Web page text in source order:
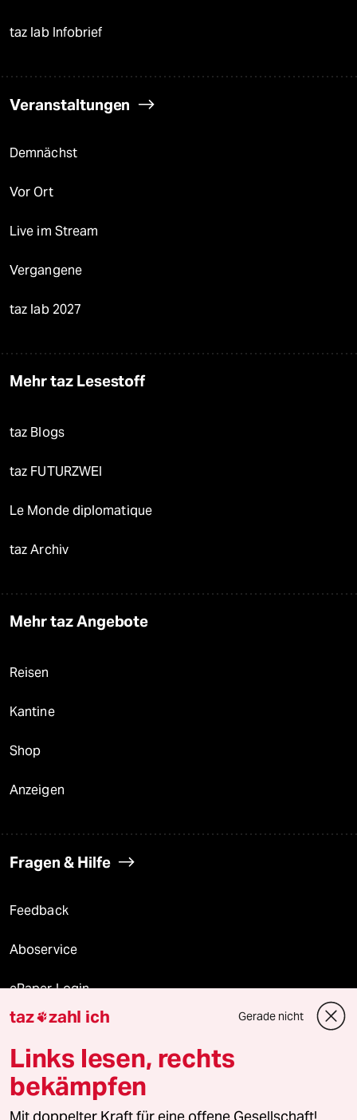
taz lab Infobrief
Veranstaltungen
Demnächst
Vor Ort
Live im Stream
Vergangene
taz lab 2027
Mehr taz Lesestoff
taz Blogs
taz FUTURZWEI
Le Monde diplomatique
taz Archiv
Mehr taz Angebote
Reisen
Kantine
Shop
Anzeigen
Fragen & Hilfe
Feedback
Aboservice
ePaper Login
Downloads für Abonnierende
© 2026 taz Verlags und Vertriebs GmbH
Alle Rechte vorbehalten. Bei rechtlichen Fragen oder für Genehmigungen
taz zahl ich Gerade nicht
Links lesen, rechts
bekämpfen